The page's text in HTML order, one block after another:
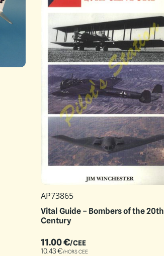
AP73865
Vital Guide – Bombers of the 20th
Century
11.00€/CEE
10.43€/HORS CEE